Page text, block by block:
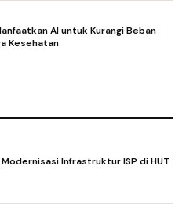
AI untuk Kurangi Beban
Kesehatan
Infrastruktur ISP di HUT